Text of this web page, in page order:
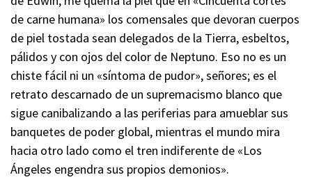
de carne humana» los comensales que devoran cuerpos
de piel tostada sean delegados de la Tierra, esbeltos,
pálidos y con ojos del color de Neptuno. Eso no es un
chiste fácil ni un «síntoma de pudor», señores; es el
retrato descarnado de un supremacismo blanco que
sigue canibalizando a las periferias para amueblar sus
banquetes de poder global, mientras el mundo mira
hacia otro lado como el tren indiferente de «Los
Ángeles engendra sus propios demonios».